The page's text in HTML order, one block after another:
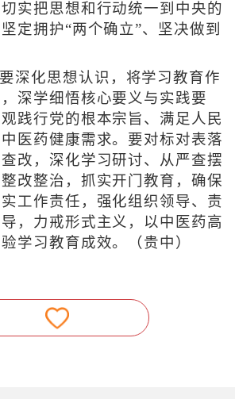
实把思想和行动统一到中央的
定拥护“两个确立”、坚决做到
深化思想认识，将学习教育作
深学细悟核心要义与实践要
践行党的根本宗旨、满足人民
医药健康需求。要对标对表落
改，深化学习研讨、从严查摆
改整治，抓实开门教育，确保
工作责任，强化组织领导、责
，力戒形式主义，以中医药高
学习教育成效。（贵中）